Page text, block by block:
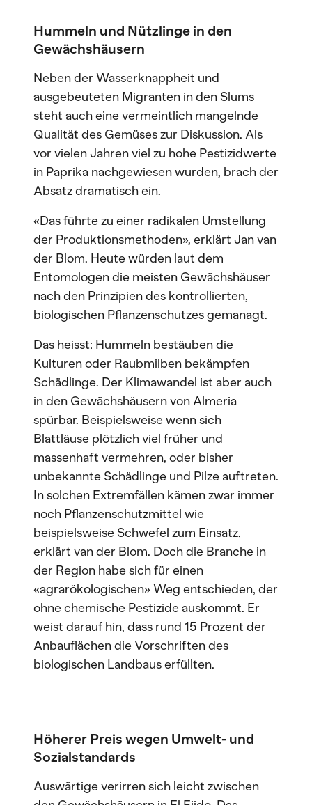
Hummeln und Nützlinge in den
Gewächshäusern
Neben der Wasserknappheit und
ausgebeuteten Migranten in den Slums
steht auch eine vermeintlich mangelnde
Qualität des Gemüses zur Diskussion. Als
vor vielen Jahren viel zu hohe Pestizidwerte
in Paprika nachgewiesen wurden, brach der
Absatz dramatisch ein.
«Das führte zu einer radikalen Umstellung
der Produktionsmethoden», erklärt Jan van
der Blom. Heute würden laut dem
Entomologen die meisten Gewächshäuser
nach den Prinzipien des kontrollierten,
biologischen Pflanzenschutzes gemanagt.
Das heisst: Hummeln bestäuben die
Kulturen oder Raubmilben bekämpfen
Schädlinge. Der Klimawandel ist aber auch
in den Gewächshäusern von Almeria
spürbar. Beispielsweise wenn sich
Blattläuse plötzlich viel früher und
massenhaft vermehren, oder bisher
unbekannte Schädlinge und Pilze auftreten.
In solchen Extremfällen kämen zwar immer
noch Pflanzenschutzmittel wie
beispielsweise Schwefel zum Einsatz,
erklärt van der Blom. Doch die Branche in
der Region habe sich für einen
«agrarökologischen» Weg entschieden, der
ohne chemische Pestizide auskommt. Er
weist darauf hin, dass rund 15 Prozent der
Anbauflächen die Vorschriften des
biologischen Landbaus erfüllten.
Höherer Preis wegen Umwelt- und
Sozialstandards
Auswärtige verirren sich leicht zwischen